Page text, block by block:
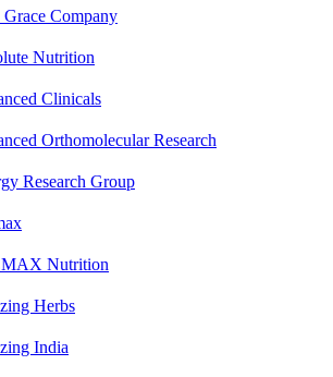
Company
Nutrition
Clinicals
Orthomolecular Research
Research Group
Nutrition
Herbs
India